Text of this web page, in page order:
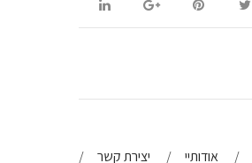
אודותיי יצירת קשר